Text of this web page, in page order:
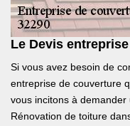
Le Devis
Si vous avez besoin de
entreprise de couverture
vous incitons à
Rénovation de toiture